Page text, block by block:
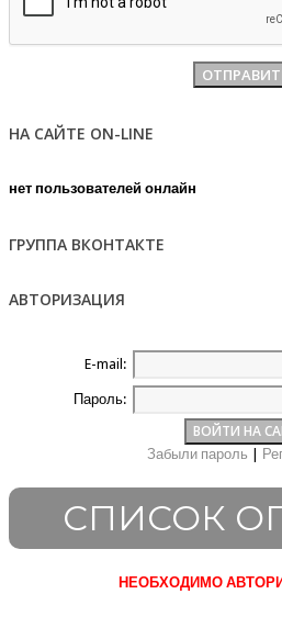
НА САЙТЕ ON-LINE
нет пользователей онлайн
ГРУППА ВКОНТАКТЕ
АВТОРИЗАЦИЯ
E-mail:
Пароль:
Забыли пароль
СПИСОК
НЕОБХОДИМО